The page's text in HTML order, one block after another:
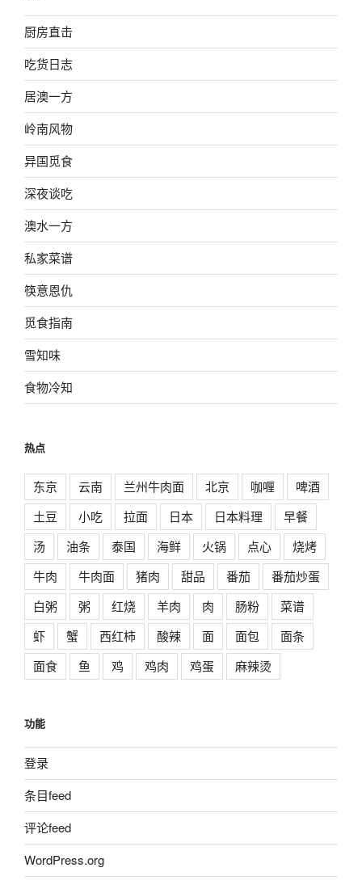
厨房直击
吃货日志
居澳一方
岭南风物
异国觅食
深夜谈吃
澳水一方
私家菜谱
筷意恩仇
觅食指南
雪知味
食物冷知
热点
东京 云南 兰州牛肉面 北京 咖喱
啤酒
土豆
小吃 拉面 日本 日本料理
早餐
汤
油条 泰国 海鲜 火锅 点心
烧烤
牛肉
牛肉面 猪肉 甜品 番茄
番茄炒蛋
白粥
粥 红烧 羊肉 肉 肠粉
菜谱
虾
蟹 西红柿 酸辣 面 面包
面条
面食
鱼 鸡 鸡肉 鸡蛋 麻辣烫
功能
登录
条目feed
评论feed
WordPress.org